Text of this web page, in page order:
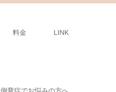
料金 LINK